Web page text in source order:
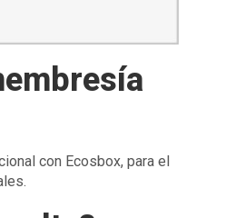
con Ecosbox, para el